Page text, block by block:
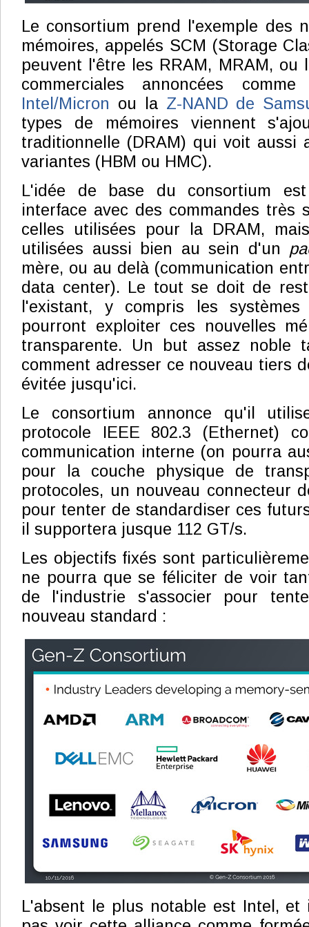
Le consortium prend l'exemple des
mémoires, appelés SCM (Storage
peuvent l'être les RRAM, MRAM, ou
commerciales annoncées
Intel/Micron ou la Z-NAND de
types de mémoires viennent
traditionnelle (DRAM) qui voit aussi
variantes (HBM ou HMC).
L'idée de base du consortium
interface avec des commandes très
celles utilisées pour la DRAM,
utilisées aussi bien au sein d'un
mère, ou au delà (communication
data center). Le tout se doit de
l'existant, y compris les
pourront exploiter ces nouvelles
transparente. Un but assez noble
comment adresser ce nouveau tiers
évitée jusqu'ici.
Le consortium annonce qu'il
protocole IEEE 802.3 (Ethernet)
communication interne (on pourra
pour la couche physique de
protocoles, un nouveau connecteur
pour tenter de standardiser ces
il supportera jusque 112 GT/s.
Les objectifs fixés sont
ne pourra que se féliciter de voir
de l'industrie s'associer pour
nouveau standard :
L'absent le plus notable est Intel,